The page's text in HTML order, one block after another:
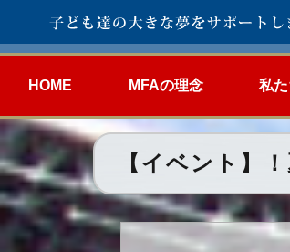
HOME MFAの理念 私
【イベント】